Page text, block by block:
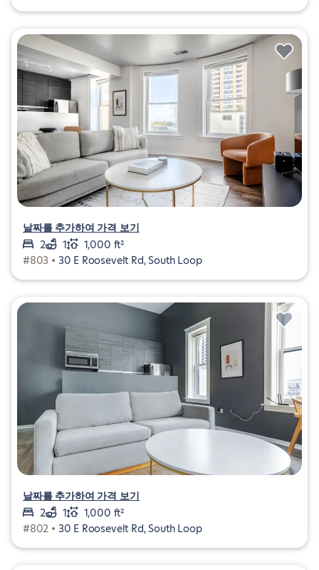
날짜를 추가하여 가격 보기
2
1
1,000 ft²
#803 • 30 E Roosevelt Rd, South Loop
날짜를 추가하여 가격 보기
2
1
1,000 ft²
#802 • 30 E Roosevelt Rd, South Loop